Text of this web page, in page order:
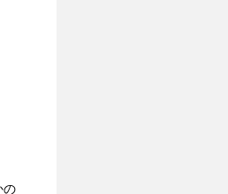
の